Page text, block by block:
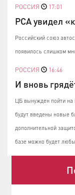
РОССИЯ 17:01
РСА увидел
Российский союз
появилось слишком
РОССИЯ 16:46
И вновь
ЦБ вынужден пойти на
будут введены новые
дополнительной
базе можно будет